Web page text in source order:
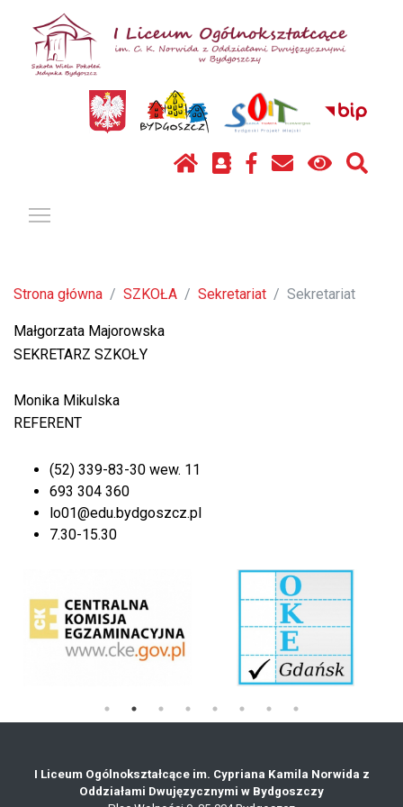
Strona główna SZKOŁA Sekretariat Sekretariat
Małgorzata Majorowska
SEKRETARZ SZKOŁY
Monika Mikulska
REFERENT
(52) 339-83-30 wew. 11
693 304 360
lo01@edu.bydgoszcz.pl
7.30-15.30
I Liceum Ogólnokształcące im. Cypriana Kamila Norwida z
Oddziałami Dwujęzycznymi w Bydgoszczy